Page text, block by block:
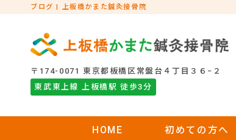
ブログ | 上板橋かまた鍼灸接骨院
〒174-0071 東京都板橋区常盤台４丁目３６−２
東武東上線 上板橋駅 徒歩3分
HOME 初めての方へ